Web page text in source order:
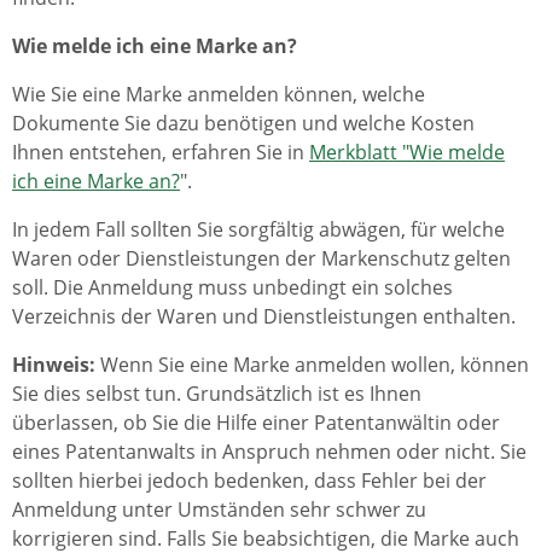
Wie melde ich eine Marke an?
Wie Sie eine Marke anmelden können, welche
Dokumente Sie dazu benötigen und welche Kosten
Ihnen entstehen, erfahren Sie in Merkblatt "Wie melde
ich eine Marke an?".
In jedem Fall sollten Sie sorgfältig abwägen, für welche
Waren oder Dienstleistungen der Markenschutz gelten
soll. Die Anmeldung muss unbedingt ein solches
Verzeichnis der Waren und Dienstleistungen enthalten.
Hinweis: Wenn Sie eine Marke anmelden wollen, können
Sie dies selbst tun. Grundsätzlich ist es Ihnen
überlassen, ob Sie die Hilfe einer Patentanwältin oder
eines Patentanwalts in Anspruch nehmen oder nicht. Sie
sollten hierbei jedoch bedenken, dass Fehler bei der
Anmeldung unter Umständen sehr schwer zu
korrigieren sind. Falls Sie beabsichtigen, die Marke auch